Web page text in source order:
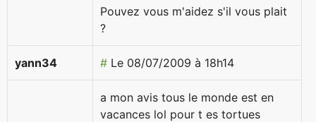
Pouvez vous m'aidez s'il vous plait
?
yann34 # Le 08/07/2009 à 18h14
a mon avis tous le monde est en
vacances lol pour t es tortues